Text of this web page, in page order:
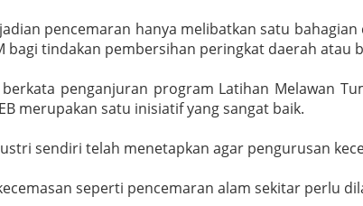
pencemaran hanya melibatkan satu
bagi tindakan pembersihan peringkat daerah atau
penganjuran program Latihan Melawan
merupakan satu inisiatif yang sangat baik.
sendiri telah menetapkan agar pengurusan
seperti pencemaran alam sekitar perlu